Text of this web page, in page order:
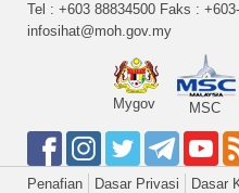
Tel : +603 88834500 Faks :
infosihat@moh.gov.my
Mygov MSC
Penafian Dasar Privasi
Dasar